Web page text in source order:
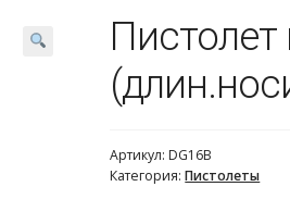
Пистолет
Артикул:DG16B
Категория:Пистолеты